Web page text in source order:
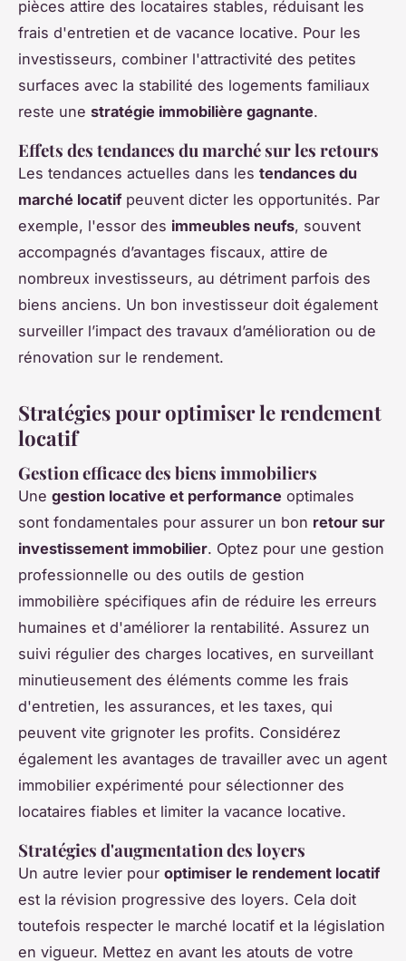
pièces attire des locataires stables, réduisant les
frais d'entretien et de vacance locative. Pour les
investisseurs, combiner l'attractivité des petites
surfaces avec la stabilité des logements familiaux
reste une stratégie immobilière gagnante.
Effets des tendances du marché sur les retours
Les tendances actuelles dans les tendances du
marché locatifpeuvent dicter les opportunités. Par
exemple, l'essor des immeubles neufs, souvent
accompagnés d’avantages fiscaux, attire de
nombreux investisseurs, au détriment parfois des
biens anciens. Un bon investisseur doit également
surveiller l’impact des travaux d’amélioration ou de
rénovation sur le rendement.
Stratégies pour optimiser le rendement
locatif
Gestion efficace des biens immobiliers
Une gestion locative et performance optimales
sont fondamentales pour assurer un bon retour sur
investissement immobilier. Optez pour une gestion
professionnelle ou des outils de gestion
immobilière spécifiques afin de réduire les erreurs
humaines et d'améliorer la rentabilité. Assurez un
suivi régulier des charges locatives, en surveillant
minutieusement des éléments comme les frais
d'entretien, les assurances, et les taxes, qui
peuvent vite grignoter les profits. Considérez
également les avantages de travailler avec un agent
immobilier expérimenté pour sélectionner des
locataires fiables et limiter la vacance locative.
Stratégies d'augmentation des loyers
Un autre levier pour optimiser le rendement locatif
est la révision progressive des loyers. Cela doit
toutefois respecter le marché locatif et la législation
en vigueur. Mettez en avant les atouts de votre